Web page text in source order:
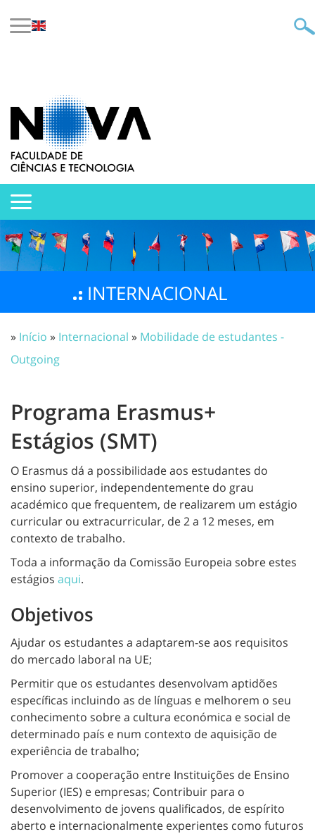
INTERNACIONAL
» Início » Internacional » Mobilidade de estudantes -
Outgoing
Programa Erasmus+
Estágios (SMT)
O Erasmus dá a possibilidade aos estudantes do
ensino superior, independentemente do grau
académico que frequentem, de realizarem um estágio
curricular ou extracurricular, de 2 a 12 meses, em
contexto de trabalho.
Toda a informação da Comissão Europeia sobre estes
estágios aqui.
Objetivos
Ajudar os estudantes a adaptarem-se aos requisitos
do mercado laboral na UE;
Permitir que os estudantes desenvolvam aptidões
específicas incluindo as de línguas e melhorem o seu
conhecimento sobre a cultura económica e social de
determinado país e num contexto de aquisição de
experiência de trabalho;
Promover a cooperação entre Instituições de Ensino
Superior (IES) e empresas; Contribuir para o
desenvolvimento de jovens qualificados, de espírito
aberto e internacionalmente experientes como futuros